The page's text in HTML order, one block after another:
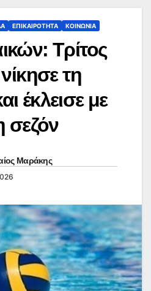
ΕΠΙΚΑΙΡΟΤΗΤΑ ΚΟΙΝΩΝΙΑ
Τρίτος
τη
έκλεισε με
σεζόν
Μαράκης